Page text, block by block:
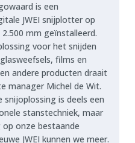
is een
JWEI snijplotter op
mm geïnstalleerd.
voor het snijden
films en
andere producten draait
manager Michel de Wit.
snijoplossing is deels een
stanstechniek, maar
op onze bestaande
JWEI kunnen we meer.